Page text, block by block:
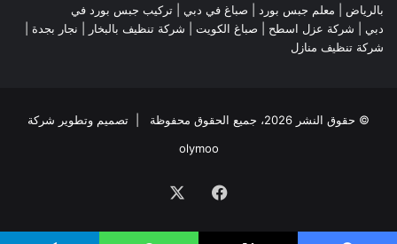
بالرياض
معلم جبس بورد صباغ في دبي
تركيب جبس بورد في
دبي
شركة عزل اسطح صباغ الكويت شركة تنظيف بالبخار نجار بجدة
شركة تنظيف منازل
© حقوق النشر 2026، جميع الحقوق محفوظة | تصميم وتطوير شركة
olymoo
فيسبوك